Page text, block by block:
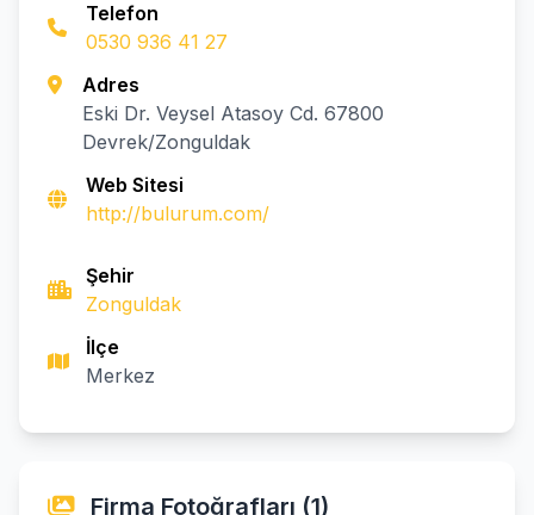
Telefon
0530 936 41 27
Adres
Eski Dr. Veysel Atasoy Cd. 67800
Devrek/Zonguldak
Web Sitesi
http://bulurum.com/
Şehir
Zonguldak
İlçe
Merkez
Firma Fotoğrafları (1)